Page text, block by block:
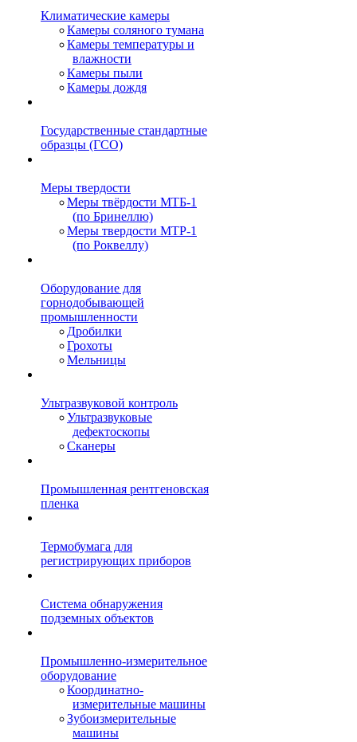
Климатические камеры
Камеры соляного тумана
Камеры температуры и
влажности
Камеры пыли
Камеры дождя
Государственные стандартные
образцы (ГСО)
Меры твердости
Меры твёрдости МТБ-1
(по Бринеллю)
Меры твердости МТР-1
(по Роквеллу)
Оборудование для
горнодобывающей
промышленности
Дробилки
Грохоты
Мельницы
Ультразвуковой контроль
Ультразвуковые
дефектоскопы
Сканеры
Промышленная рентгеновская
пленка
Термобумага для
регистрирующих приборов
Система обнаружения
подземных объектов
Промышленно-измерительное
оборудование
Координатно-
измерительные машины
Зубоизмерительные
машины